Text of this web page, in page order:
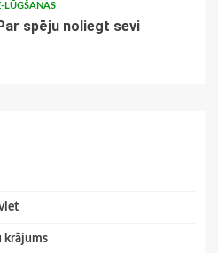
LŪGŠANAS
spēju noliegt sevi
krājums